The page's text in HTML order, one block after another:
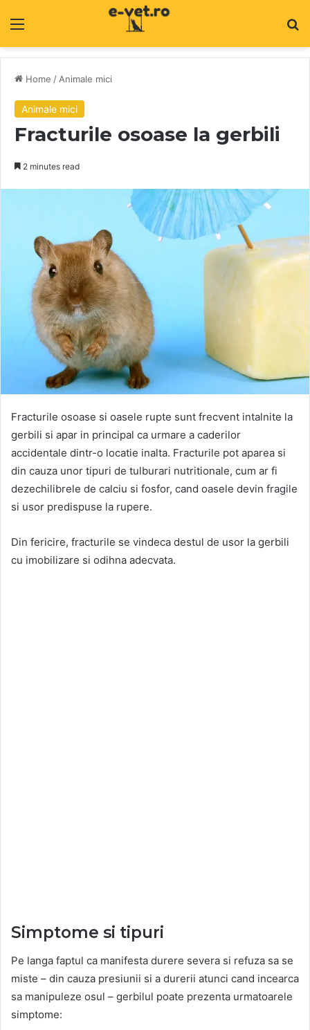
Home / Animale mici
Animale mici
Fracturile osoase la gerbili
2 minutes read
Fracturile osoase si oasele rupte sunt frecvent intalnite la
gerbili si apar in principal ca urmare a caderilor
accidentale dintr-o locatie inalta. Fracturile pot aparea si
din cauza unor tipuri de tulburari nutritionale, cum ar fi
dezechilibrele de calciu si fosfor, cand oasele devin fragile
si usor predispuse la rupere.
Din fericire, fracturile se vindeca destul de usor la gerbili
cu imobilizare si odihna adecvata.
Simptome si tipuri
Pe langa faptul ca manifesta durere severa si refuza sa se
miste – din cauza presiunii si a durerii atunci cand incearca
sa manipuleze osul – gerbilul poate prezenta urmatoarele
simptome: